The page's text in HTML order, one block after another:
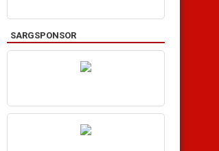
SARGSPONSOR